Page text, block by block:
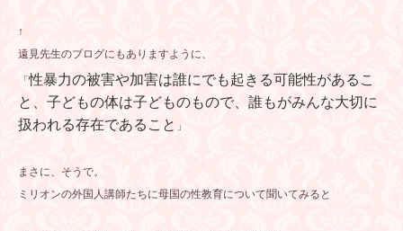
↑
遠見先生のブログにもありますように、
「性暴力の被害や加害は誰にでも起きる可能性があるこ
と、子どもの体は子どものもので、誰もがみんな大切に
扱われる存在であること 」
まさに、そうで。
ミリオンの外国人講師たちに母国の性教育について聞いてみると